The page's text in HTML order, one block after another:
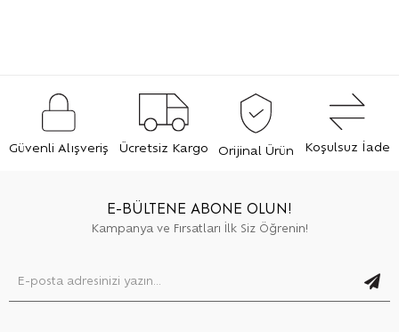
Güvenli Alışveriş Ücretsiz Kargo Orijinal Ürün Koşulsuz İade
E-BÜLTENE ABONE OLUN!
Kampanya ve Fırsatları İlk Siz Öğrenin!